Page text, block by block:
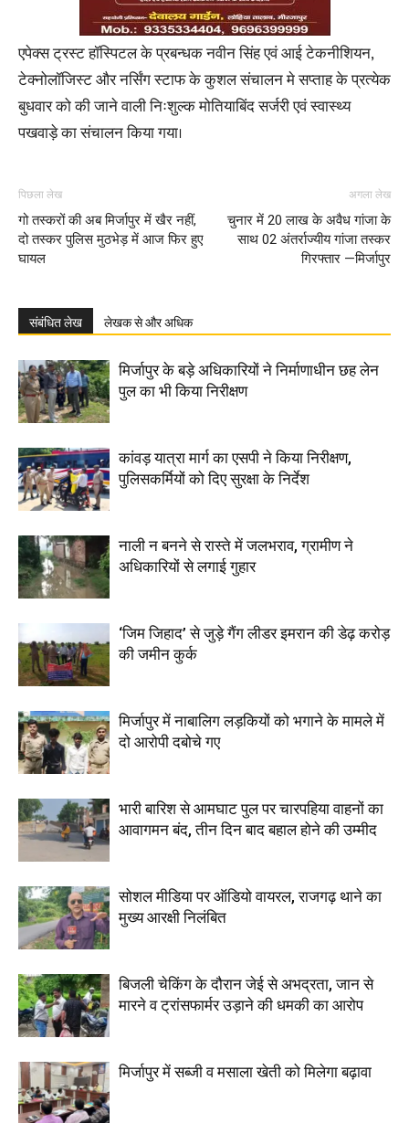
एपेक्स ट्रस्ट हॉस्पिटल के प्रबन्धक नवीन सिंह एवं आई टेकनीशियन,
टेक्नोलॉजिस्ट और नर्सिंग स्टाफ के कुशल संचालन मे सप्ताह के प्रत्येक
बुधवार को की जाने वाली निःशुल्क मोतियाबिंद सर्जरी एवं स्वास्थ्य
पखवाड़े का संचालन किया गया।
पिछला लेख
गो तस्करों की अब मिर्जापुर में खैर नहीं,
दो तस्कर पुलिस मुठभेड़ में आज फिर हुए
घायल
अगला लेख
चुनार में 20 लाख के अवैध गांजा के
साथ 02 अंतर्राज्यीय गांजा तस्कर
गिरफ्तार —मिर्जापुर
संबंधित लेख लेखक से और अधिक
मिर्जापुर के बड़े अधिकारियों ने निर्माणाधीन छह लेन
पुल का भी किया निरीक्षण
कांवड़ यात्रा मार्ग का एसपी ने किया निरीक्षण,
पुलिसकर्मियों को दिए सुरक्षा के निर्देश
नाली न बनने से रास्ते में जलभराव, ग्रामीण ने
अधिकारियों से लगाई गुहार
‘जिम जिहाद’ से जुड़े गैंग लीडर इमरान की डेढ़ करोड़
की जमीन कुर्क
मिर्जापुर में नाबालिग लड़कियों को भगाने के मामले में
दो आरोपी दबोचे गए
भारी बारिश से आमघाट पुल पर चारपहिया वाहनों का
आवागमन बंद, तीन दिन बाद बहाल होने की उम्मीद
सोशल मीडिया पर ऑडियो वायरल, राजगढ़ थाने का
मुख्य आरक्षी निलंबित
बिजली चेकिंग के दौरान जेई से अभद्रता, जान से
मारने व ट्रांसफार्मर उड़ाने की धमकी का आरोप
मिर्जापुर में सब्जी व मसाला खेती को मिलेगा बढ़ावा